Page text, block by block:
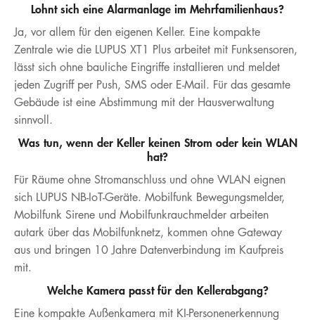
Lohnt sich eine Alarmanlage im Mehrfamilienhaus?
Ja, vor allem für den eigenen Keller. Eine kompakte
Zentrale wie die LUPUS XT1 Plus arbeitet mit Funksensoren,
lässt sich ohne bauliche Eingriffe installieren und meldet
jeden Zugriff per Push, SMS oder E-Mail. Für das gesamte
Gebäude ist eine Abstimmung mit der Hausverwaltung
sinnvoll.
Was tun, wenn der Keller keinen Strom oder kein WLAN
hat?
Für Räume ohne Stromanschluss und ohne WLAN eignen
sich LUPUS NB-IoT-Geräte. Mobilfunk Bewegungsmelder,
Mobilfunk Sirene und Mobilfunkrauchmelder arbeiten
autark über das Mobilfunknetz, kommen ohne Gateway
aus und bringen 10 Jahre Datenverbindung im Kaufpreis
mit.
Welche Kamera passt für den Kellerabgang?
Eine kompakte Außenkamera mit KI-Personenerkennung